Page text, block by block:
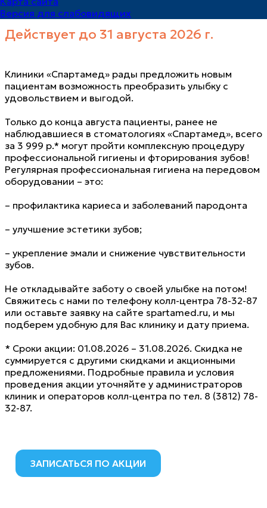
Версия для слабовидящих
Действует до 31 августа 2026 г.
Клиники «Спартамед» рады предложить новым
пациентам возможность преобразить улыбку с
удовольствием и выгодой.
Только до конца августа пациенты, ранее не
наблюдавшиеся в стоматологиях «Спартамед», всего
за 3 999 р.* могут пройти комплексную процедуру
профессиональной гигиены и фторирования зубов!
Регулярная профессиональная гигиена на передовом
оборудовании – это:
– профилактика кариеса и заболеваний пародонта
– улучшение эстетики зубов;
– укрепление эмали и снижение чувствительности
зубов.
Не откладывайте заботу о своей улыбке на потом!
Свяжитесь с нами по телефону колл-центра 78-32-87
или оставьте заявку на сайте spartamed.ru, и мы
подберем удобную для Вас клинику и дату приема.
* Сроки акции: 01.08.2026 – 31.08.2026. Скидка не
суммируется с другими скидками и акционными
предложениями. Подробные правила и условия
проведения акции уточняйте у администраторов
клиник и операторов колл-центра по тел. 8 (3812) 78-
32-87.
ЗАПИСАТЬСЯ ПО АКЦИИ